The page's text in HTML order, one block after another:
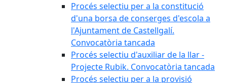
Procés selectiu per a la constitució
d'una borsa de conserges d'escola a
l'Ajuntament de Castellgalí.
Convocatòria tancada
Procés selectiu d'auxiliar de la llar -
Projecte Rubik. Convocatòria tancada
Procés selectiu per a la provisió